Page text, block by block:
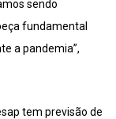
sendo
fundamental
a pandemia”,
tem previsão de